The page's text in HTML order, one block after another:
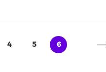
4 5 6